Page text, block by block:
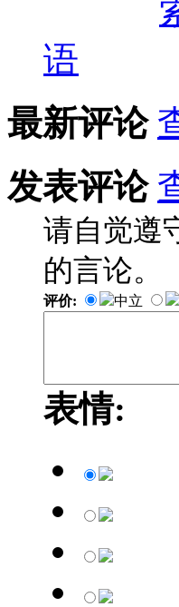
语
最新评论
发表评论
请自觉遵
的言论。
评价: 中立
表情: